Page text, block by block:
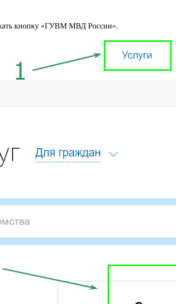
кнопку «ГУВМ МВД России».